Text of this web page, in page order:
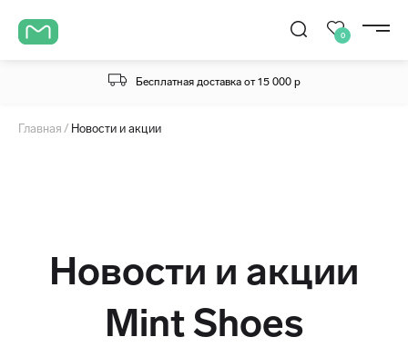
0
Бесплатная доставка от 15 000 р
Главная Новости и акции
Новости и акции
Mint Shoes